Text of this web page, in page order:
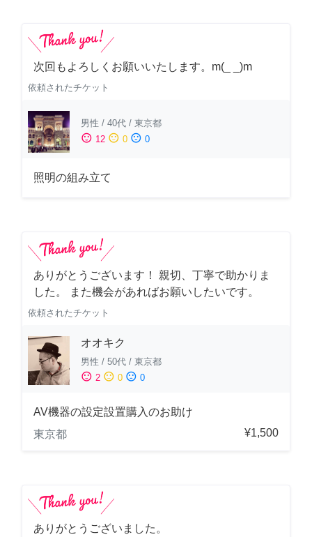
次回もよろしくお願いいたします。m(_ _)m
依頼されたチケット
男性 / 40代 / 東京都
sentiment_satisfied 12 sentiment_neutral 0 sentiment_dissatisfied 0
照明の組み立て
ありがとうございます！ 親切、丁寧で助かりま
した。 また機会があればお願いしたいです。
依頼されたチケット
オオキク
男性 / 50代 / 東京都
sentiment_satisfied 2 sentiment_neutral 0 sentiment_dissatisfied 0
AV機器の設定設置購入のお助け
東京都
¥1,500
ありがとうございました。